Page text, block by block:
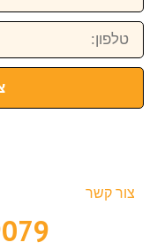
טלפון:
צור קשר